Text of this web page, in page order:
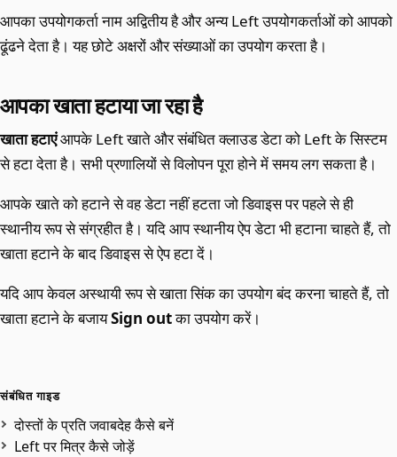
आपका उपयोगकर्ता नाम अद्वितीय है और अन्य Left उपयोगकर्ताओं को आपको
ढूंढने देता है। यह छोटे अक्षरों और संख्याओं का उपयोग करता है।
आपका खाता हटाया जा रहा है
खाता हटाएंआपके Left खाते और संबंधित क्लाउड डेटा को Left के सिस्टम
से हटा देता है। सभी प्रणालियों से विलोपन पूरा होने में समय लग सकता है।
आपके खाते को हटाने से वह डेटा नहीं हटता जो डिवाइस पर पहले से ही
स्थानीय रूप से संग्रहीत है। यदि आप स्थानीय ऐप डेटा भी हटाना चाहते हैं, तो
खाता हटाने के बाद डिवाइस से ऐप हटा दें।
यदि आप केवल अस्थायी रूप से खाता सिंक का उपयोग बंद करना चाहते हैं, तो
खाता हटाने के बजायSign outका उपयोग करें।
संबंधित गाइड
दोस्तों के प्रति जवाबदेह कैसे बनें
Left पर मित्र कैसे जोड़ें